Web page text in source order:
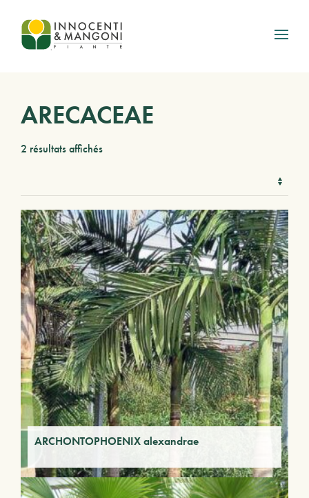
Skip to main content
ARECACEAE
2 résultats affichés
ARCHONTOPHOENIX alexandrae